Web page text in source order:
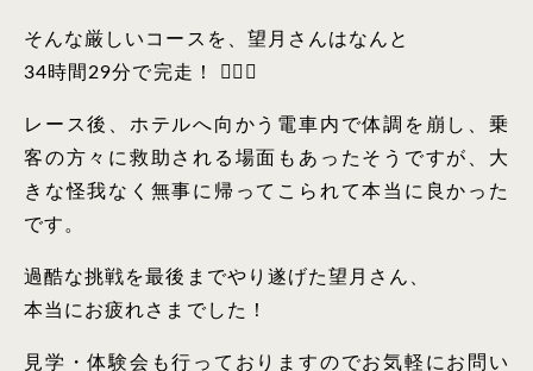
そんな厳しいコースを、望月さんはなんと
34時間29分で完走！ 🏃‍♂️✨
レース後、ホテルへ向かう電車内で体調を崩し、乗
客の方々に救助される場面もあったそうですが、大
きな怪我なく無事に帰ってこられて本当に良かった
です。
過酷な挑戦を最後までやり遂げた望月さん、
本当にお疲れさまでした！
見学・体験会も行っておりますのでお気軽にお問い